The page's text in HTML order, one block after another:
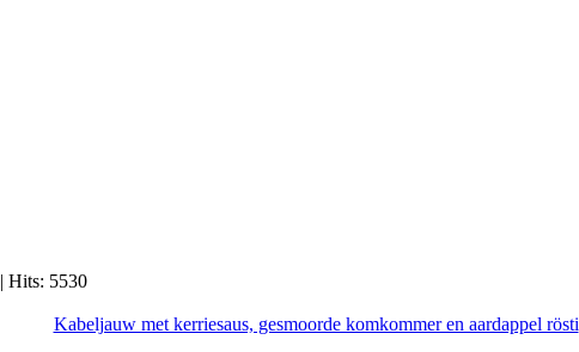
| Hits: 5530
Kabeljauw met kerriesaus, gesmoorde komkommer en aardappel rösti